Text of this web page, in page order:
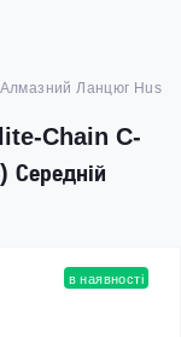
Алмазний Ланцюг
Chain C-
в наявності